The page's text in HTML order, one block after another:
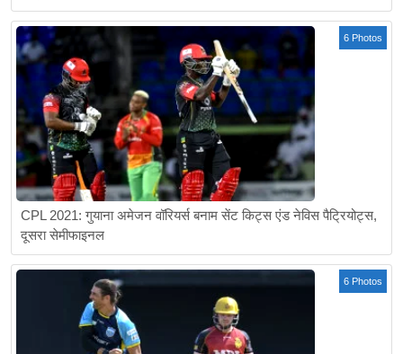
6 Photos
CPL 2021: गुयाना अमेजन वॉरियर्स बनाम सेंट किट्स एंड नेविस पैट्रियोट्स,
दूसरा सेमीफाइनल
6 Photos